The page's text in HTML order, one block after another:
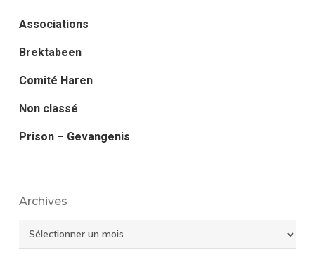
Associations
Brektabeen
Comité Haren
Non classé
Prison – Gevangenis
Archives
Archives